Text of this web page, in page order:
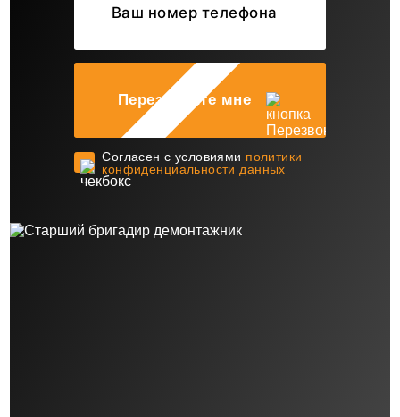
Перезвоните мне
Cогласен с условиями политики
конфиденциальности данных